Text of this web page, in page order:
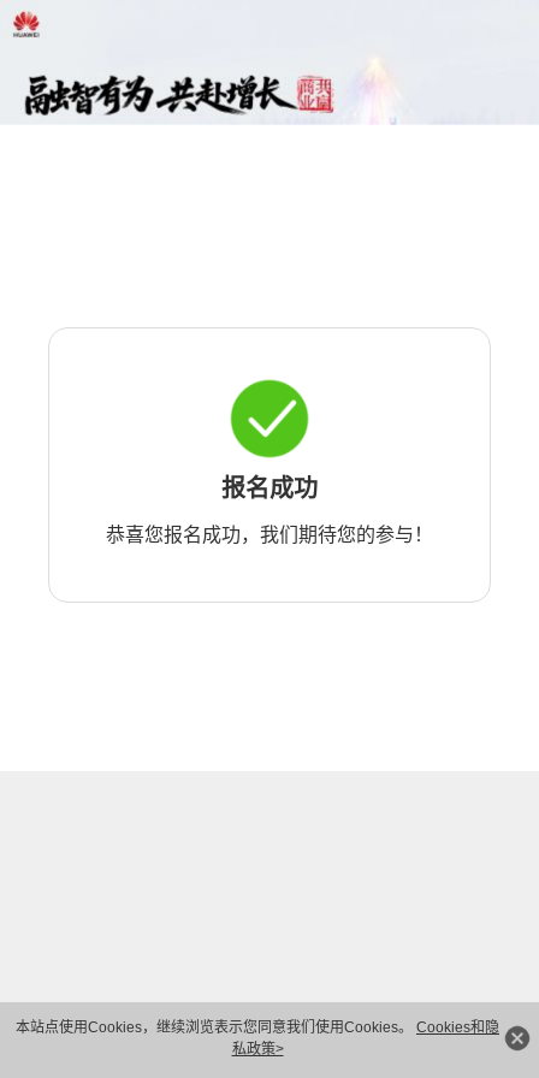
本站点使用Cookies，继续浏览表示您同意我们使用Cookies。 Cookies和隐
私政策>
报名成功
恭喜您报名成功，我们期待您的参与！